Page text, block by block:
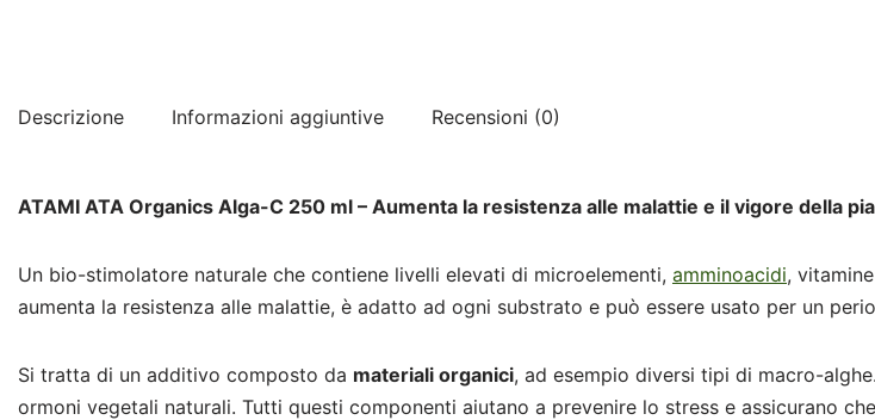
Descrizione Informazioni aggiuntive Recensioni (0)
ATAMI ATA Organics Alga-C 250 ml – Aumenta la resistenza alle malattie e il vigore della
Un bio-stimolatore naturale che contiene livelli elevati di microelementi, amminoacidi,
aumenta la resistenza alle malattie, è adatto ad ogni substrato e può essere usato per un
Si tratta di un additivo composto da materiali organici, ad esempio diversi tipi di macro-
ormoni vegetali naturali. Tutti questi componenti aiutano a prevenire lo stress e assicurano